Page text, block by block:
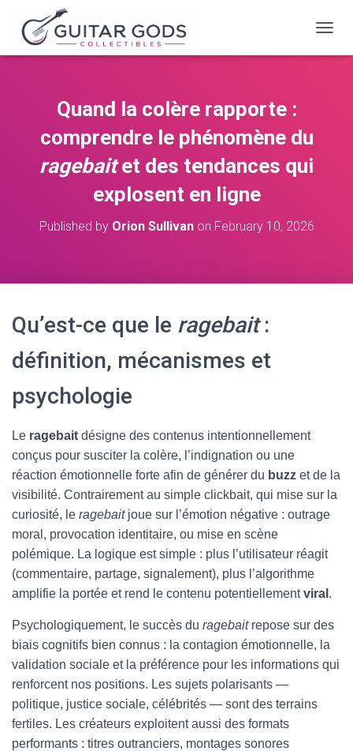
O
Quand la colère rapporte :
comprendre le phénomène du
ragebaitet des tendances qui
explosent en ligne
Published by Orion Sullivanon February 10, 2026
Qu’est-ce que le ragebait:
définition, mécanismes et
psychologie
Le ragebait désigne des contenus intentionnellement
conçus pour susciter la colère, l’indignation ou une
réaction émotionnelle forte afin de générer du buzz et de la
visibilité. Contrairement au simple clickbait, qui mise sur la
curiosité, le ragebaitjoue sur l’émotion négative : outrage
moral, provocation identitaire, ou mise en scène
polémique. La logique est simple : plus l’utilisateur réagit
(commentaire, partage, signalement), plus l’algorithme
amplifie la portée et rend le contenu potentiellementviral .
Psychologiquement, le succès du ragebaitrepose sur des
biais cognitifs bien connus : la contagion émotionnelle, la
validation sociale et la préférence pour les informations qui
renforcent nos positions. Les sujets polarisants —
politique, justice sociale, célébrités — sont des terrains
fertiles. Les créateurs exploitent aussi des formats
performants : titres outranciers, montages sonores